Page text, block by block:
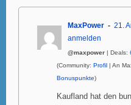
MaxPower 21.
anmelden
@maxpower | Deals:
(Community: Profil | An
Bonuspunkte)
Kaufland hat den